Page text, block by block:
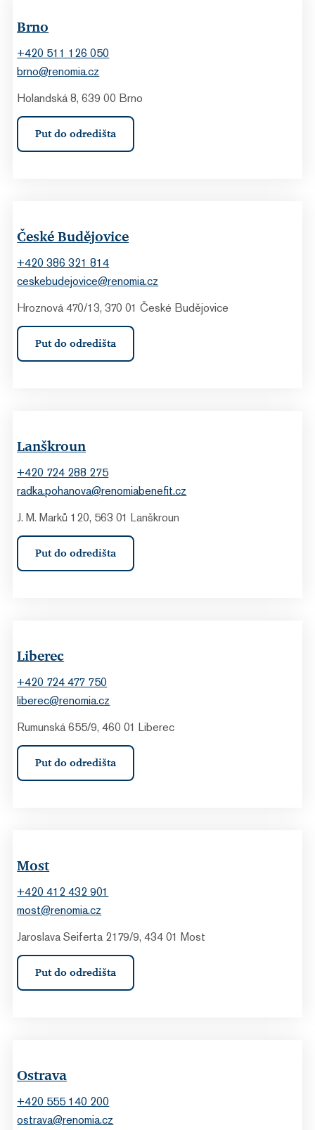
Brno
+420 511 126 050
brno@renomia.cz
Holandská 8, 639 00 Brno
Put do odredišta
České Budějovice
+420 386 321 814
ceskebudejovice@renomia.cz
Hroznová 470/13, 370 01 České Budějovice
Put do odredišta
Lanškroun
+420 724 288 275
radka.pohanova@renomiabenefit.cz
J. M. Marků 120, 563 01 Lanškroun
Put do odredišta
Liberec
+420 724 477 750
liberec@renomia.cz
Rumunská 655/9, 460 01 Liberec
Put do odredišta
Most
+420 412 432 901
most@renomia.cz
Jaroslava Seiferta 2179/9, 434 01 Most
Put do odredišta
Ostrava
+420 555 140 200
ostrava@renomia.cz